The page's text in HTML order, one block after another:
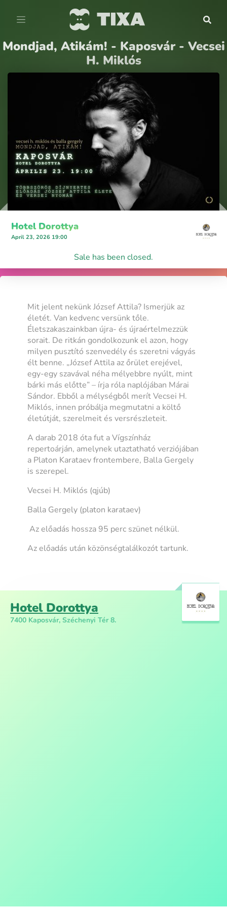
Mondjad, Atikám! - Kaposvár - Vecsei
H. Miklós
Hotel Dorottya
April 23, 2026 19:00
Sale has been closed.
Mit jelent nekünk József Attila? Ismerjük az
életét. Van kedvenc versünk tőle.
Életszakaszainkban újra- és újraértelmezzük
sorait. De ritkán gondolkozunk el azon, hogy
milyen pusztító szenvedély és szeretni vágyás
élt benne. „József Attila az őrület erejével,
egy-egy szavával néha mélyebbre nyúlt, mint
bárki más előtte” – írja róla naplójában Márai
Sándor. Ebből a mélységből merít Vecsei H.
Miklós, innen próbálja megmutatni a költő
életútját, szerelmeit és versrészleteit.
A darab 2018 óta fut a Vígszínház
repertoárján, amelynek utaztatható verziójában
a Platon Karataev frontembere, Balla Gergely
is szerepel.
Vecsei H. Miklós (qjúb)
Balla Gergely (platon karataev)
Az előadás hossza 95 perc szünet nélkül.
Az előadás után közönségtalálkozót tartunk.
Hotel Dorottya
7400 Kaposvár, Széchenyi Tér 8.